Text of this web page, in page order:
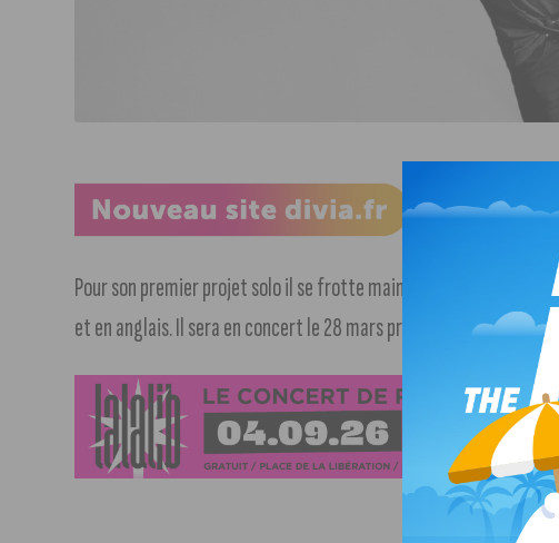
Pour son premier projet solo il se frotte maintenant au chant, à
et en anglais. Il sera en concert le 28 mars prochain au Pop Art à